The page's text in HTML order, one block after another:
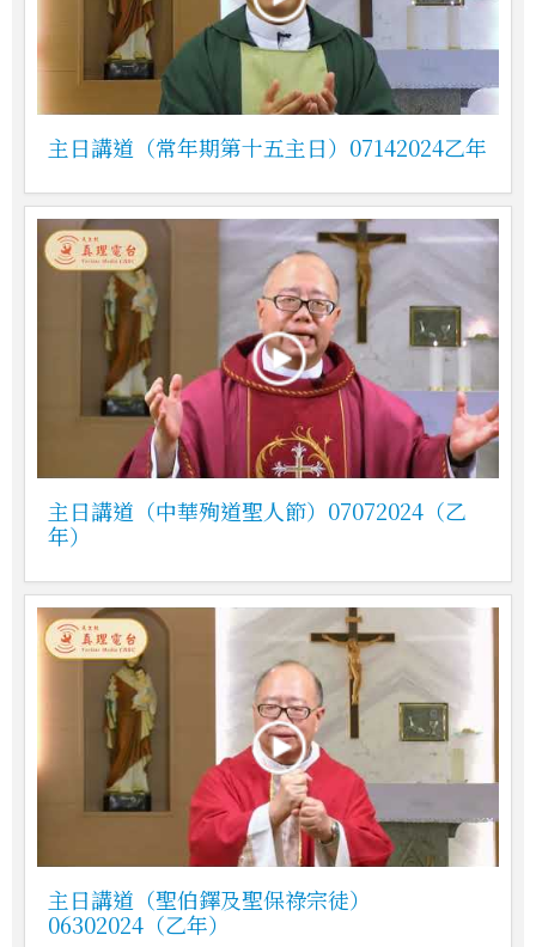
主日講道（常年期第十五主日）07142024乙年
主日講道（中華殉道聖人節）07072024（乙
年）
主日講道（聖伯鐸及聖保祿宗徒）
06302024（乙年）